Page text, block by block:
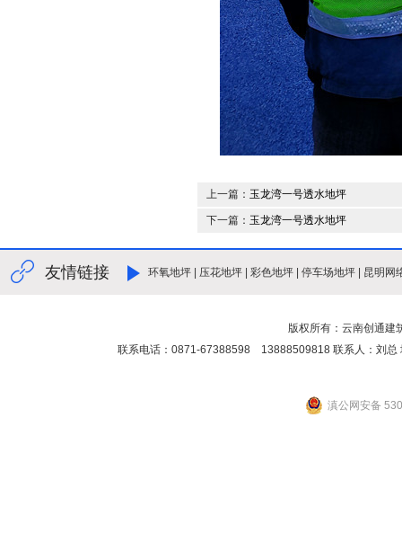
上一篇： 玉龙湾一号透水地坪
下一篇： 玉龙湾一号透水地坪
友情链接 环氧地坪 压花地坪 彩色地坪 停车场地坪 昆明网
版权所有：云南创通建
联系电话：0871-67388598 13888509818 联系人：刘总
滇公网安备